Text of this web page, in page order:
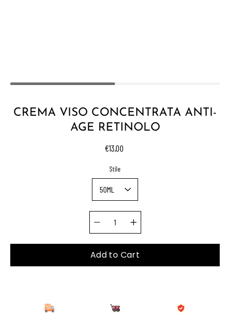
CREMA VISO CONCENTRATA ANTI-
AGE RETINOLO
€13,00
Stile
Select variant
Quantity selector
Add to Cart